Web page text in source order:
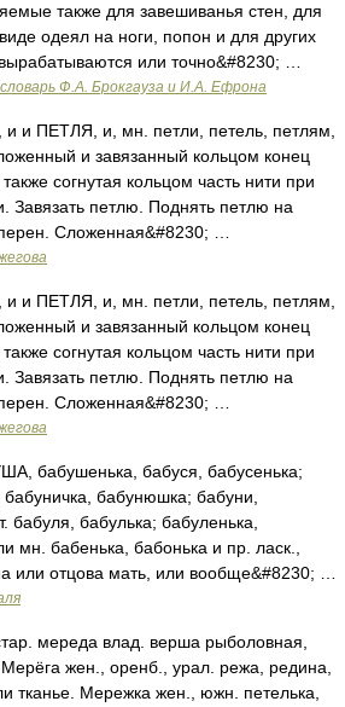
также для завешиванья стен, для
одеял на ноги, попон и для других
или точно&#8230; …
Ф.А. Брокгауза и И.А. Ефрона
и ПЕТЛЯ, и, мн. петли, петель, петлям,
и завязанный кольцом конец
согнутая кольцом часть нити при
Завязать петлю. Поднять петлю на
Сложенная&#8230; …
и ПЕТЛЯ, и, мн. петли, петель, петлям,
и завязанный кольцом конец
согнутая кольцом часть нити при
Завязать петлю. Поднять петлю на
Сложенная&#8230; …
бабушенька, бабуся, бабусенька;
бабунюшка; бабуни,
бабуля, бабулька; бабуленька,
мн. бабенька, бабонька и пр. ласк.,
или отцова мать, или вообще&#8230; …
мереда влад. верша рыболовная,
жен., оренб., урал. режа, редина,
тканье. Мережка жен., южн. петелька,